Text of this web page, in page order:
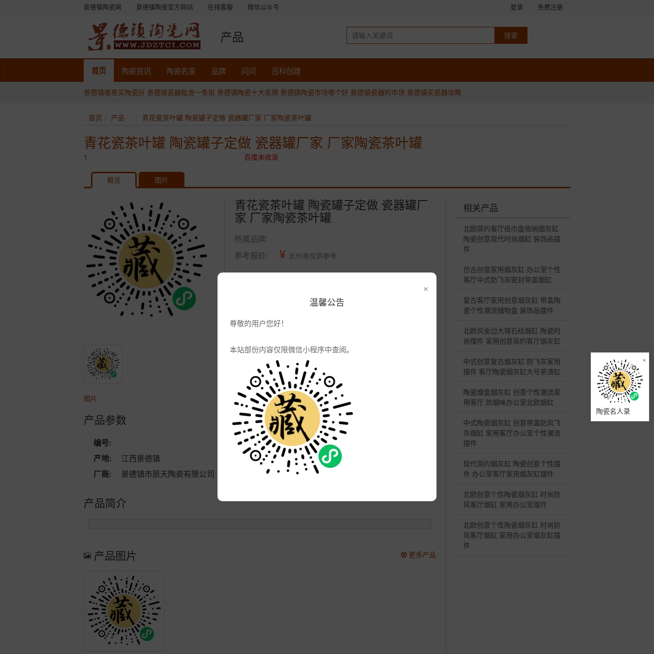
×
温馨公告
尊敬的用户您好！
本站部份内容仅限微信小程序中查阅。
景德镇陶瓷网 景德镇陶瓷官方网站 在线客服 微信公众号 登录 免费注册
产品
首页 陶瓷资讯 陶瓷名家 品牌 问问 百科创建
景德镇哪里买陶瓷好 景德镇瓷器批发一条街 景德镇陶瓷十大名牌 景德镇陶瓷市场哪个好 景德镇瓷器的市场 景德镇买瓷器攻略
×
陶瓷名人录
首页 产品 青花瓷茶叶罐 陶瓷罐子定做 瓷器罐厂家 厂家陶瓷茶叶罐
青花瓷茶叶罐 陶瓷罐子定做 瓷器罐厂家 厂家陶瓷茶叶罐
1 百度未收录
概览 图片
图片
青花瓷茶叶罐 陶瓷罐子定做 瓷器罐厂
家 厂家陶瓷茶叶罐
所属品牌:
参考报价:
¥ 此价格仅供参考
产品参数
编号:
品牌:
产地:
江西景德镇 次数:
2010
厂商:
景德镇市辰天陶瓷有限公司 更新: 2021-05-22 17:45:14
产品简介
更多产品
产品图片
相关产品
北欧简约客厅纸巾盒收纳烟灰缸
陶瓷创意现代时尚烟缸 装饰品摆
件
仿古创意家用烟灰缸 办公室个性
客厅中式防飞灰密封带盖烟缸
复古客厅家用创意烟灰缸 带盖陶
瓷个性潮流储物盒 装饰品摆件
北欧风金边大理石纹烟缸 陶瓷时
尚摆件 家用创意简约客厅烟灰缸
中式创意复古烟灰缸 防飞灰家用
摆件 客厅陶瓷烟灰缸大号茶渣缸
陶瓷烟盒烟灰缸 创意个性潮流家
用客厅 防烟味办公室北欧烟缸
中式陶瓷烟灰缸 创意带盖防风飞
灰烟缸 家用客厅办公室个性潮流
摆件
现代简约烟灰缸 陶瓷创意个性摆
件 办公室客厅家用烟灰缸摆件
北欧创意个性陶瓷烟灰缸 时尚防
风客厅烟缸 家用办公室摆件
北欧创意个性陶瓷烟灰缸 时尚防
风客厅烟缸 家用办公室烟灰缸摆
件